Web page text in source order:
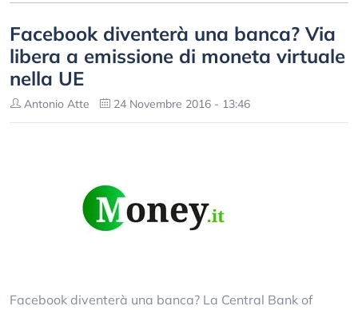
Facebook diventerà una banca? Via
libera a emissione di moneta virtuale
nella UE
Antonio Atte 24 Novembre 2016 - 13:46
Facebook diventerà una banca? La Central Bank of